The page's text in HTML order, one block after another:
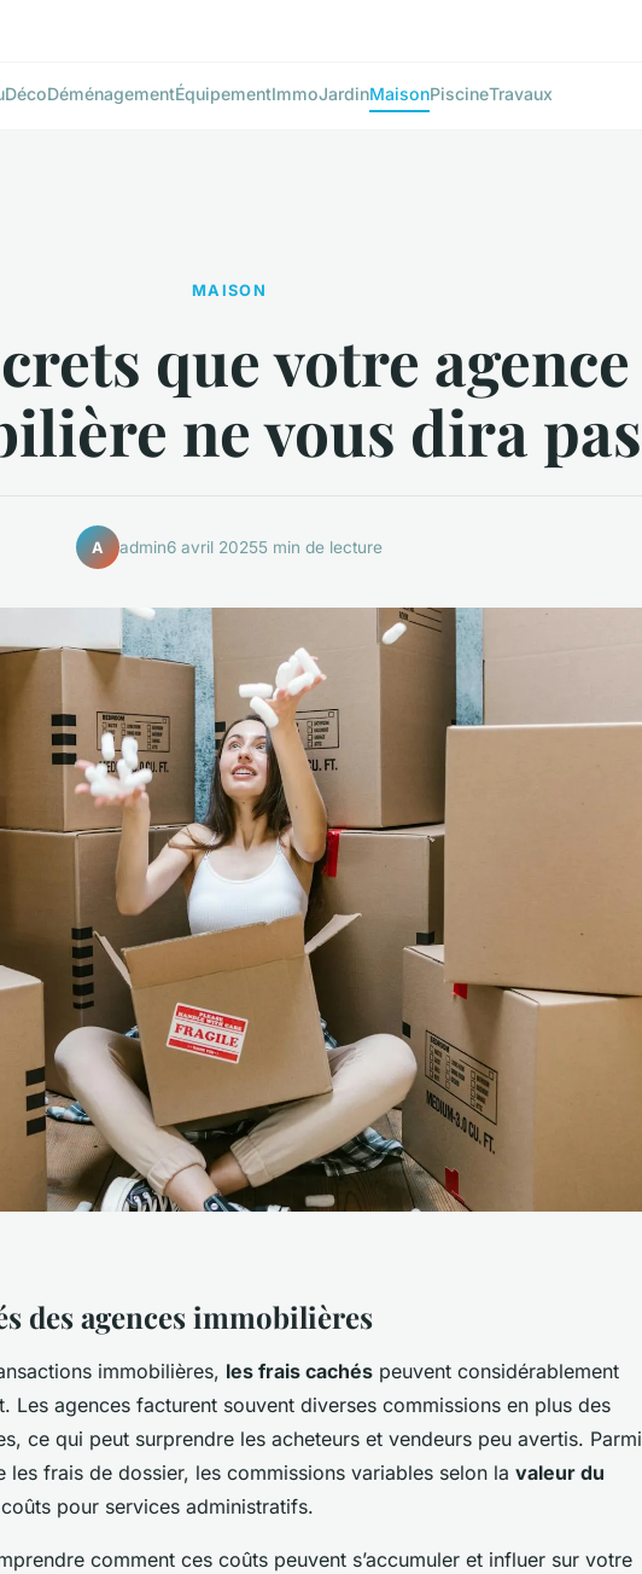
DécoDéménagementÉquipementImmoJardinMaisonPiscineTravaux
MAISON
que votre agence
ne vous dira pas
A admin6 avril 20255 min de lecture
des agences immobilières
immobilières, les frais cachés peuvent considérablement
Les agences facturent souvent diverses commissions en plus des
ce qui peut surprendre les acheteurs et vendeurs peu avertis. Parmi
les frais de dossier, les commissions variables selon la valeur du
pour services administratifs.
comment ces coûts peuvent s’accumuler et influer sur votre